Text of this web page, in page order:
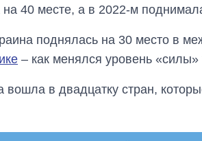
40 месте, а в 2022-м
поднялась на 30 место в
– как менялся уровень «силы»
вошла в двадцатку стран,